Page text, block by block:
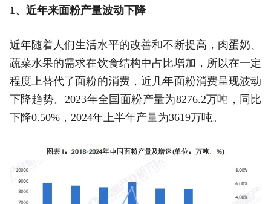
1、近年来面粉产量波动下降
近年随着人们生活水平的改善和不断提高，肉蛋奶、
蔬菜水果的需求在饮食结构中占比增加，所以在一定
程度上替代了面粉的消费，近几年面粉消费呈现波动
下降趋势。2023年全国面粉产量为8276.2万吨，同比
下降0.50%，2024年上半年产量为3619万吨。